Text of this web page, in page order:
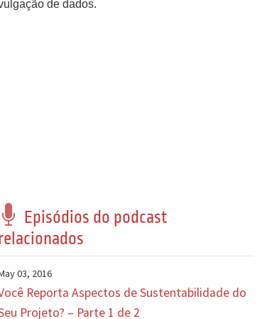
de dados.
Episódios do podcast
03, 2016
Reporta Aspectos de Sustentabilidade do
Projeto? – Parte 1 de 2